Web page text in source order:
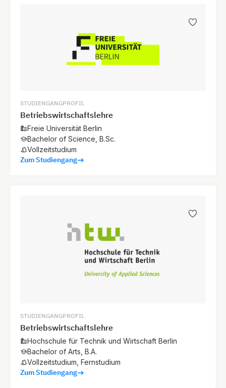
STUDIENGANGPROFIL
Betriebswirtschaftslehre
Freie Universität Berlin
Bachelor of Science, B.Sc.
Vollzeitstudium
Zum Studiengang
STUDIENGANGPROFIL
Betriebswirtschaftslehre
Hochschule für Technik und Wirtschaft Berlin
Bachelor of Arts, B.A.
Vollzeitstudium, Fernstudium
Zum Studiengang